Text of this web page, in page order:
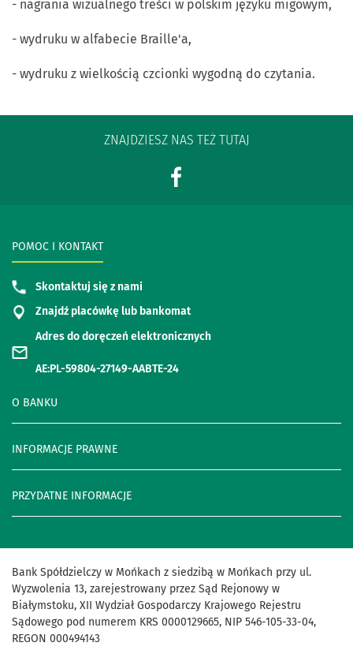
- nagrania wizualnego treści w polskim języku migowym,
- wydruku w alfabecie Braille'a,
- wydruku z wielkością czcionki wygodną do czytania.
ZNAJDZIESZ NAS TEŻ TUTAJ
O BANKU
INFORMACJE PRAWNE
PRZYDATNE INFORMACJE
POMOC I KONTAKT
Skontaktuj się z nami
Znajdź placówkę lub bankomat
Adres do doręczeń elektronicznych
AE:PL-59804-27149-AABTE-24
Bank Spółdzielczy w Mońkach z siedzibą w Mońkach przy ul.
Wyzwolenia 13, zarejestrowany przez Sąd Rejonowy w
Białymstoku, XII Wydział Gospodarczy Krajowego Rejestru
Sądowego pod numerem KRS 0000129665, NIP 546-105-33-04,
REGON 000494143